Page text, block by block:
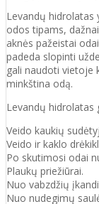
Levandų hidrolatas
odos tipams,
aknės pažeistai
padeda slopinti
gali naudoti vietoje
minkština odą.
Levandų hidrolatas
Veido kaukių
Veido ir kaklo
Po skutimosi odai
Plaukų priežiūrai.
Nuo vabzdžių
Nuo nudegimų